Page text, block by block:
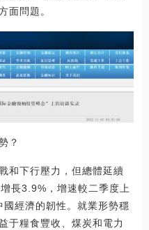
面問題。
？
和下行壓力，但總體延續
長3.9%，增速較二季度上
經濟的韌性。就業形勢穩
于糧食豐收、煤炭和電力